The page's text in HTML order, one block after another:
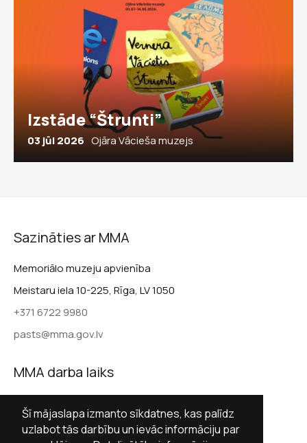
Šī mājaslapa izmanto sīkdatnes, kas palīdz
uzlabot tās darbību un ievāc informāciju par
Izstāde “Štrunti”
03 jūl 2026 Ojāra Vācieša muzejs
Sazināties ar MMA
Memoriālo muzeju apvienība
Meistaru iela 10-225, Rīga, LV 1050
+371 6722 9980
pasts@mma.gov.lv
MMA darba laiks
Sestdienās slēgts